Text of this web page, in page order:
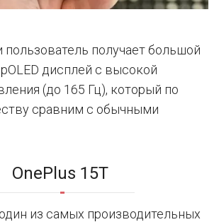
получает большой
дисплей с высокой
(до 165 Гц), который по
сравним с обычными
OnePlus 15T
из самых производительных